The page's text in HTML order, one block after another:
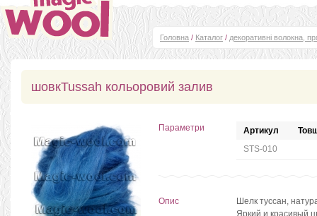
Головна / Каталог / декоративні волокна,
шовкTussah кольоровий залив
Параметри Артикул
STS-010
Опис
Шелк туссан,
Яркий и красивый